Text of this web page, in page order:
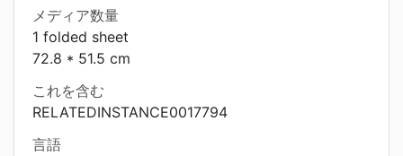
メディア数量
1 folded sheet
72.8 * 51.5 cm
これを含む
RELATEDINSTANCE0017794
言語